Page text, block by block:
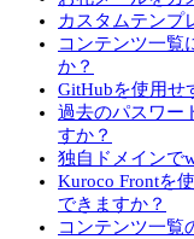
カスタムテンプ
コンテンツ一覧
か？
GitHubを使用せ
過去のパスワー
すか？
独自ドメインで
Kuroco Frontを
できますか？
コンテンツ一覧